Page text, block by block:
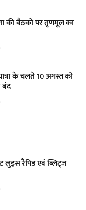
की बैठकों पर तृणमूल का
के चलते 10 अगस्त को
बंद
लुइस रैपिड एवं ब्लिट्ज